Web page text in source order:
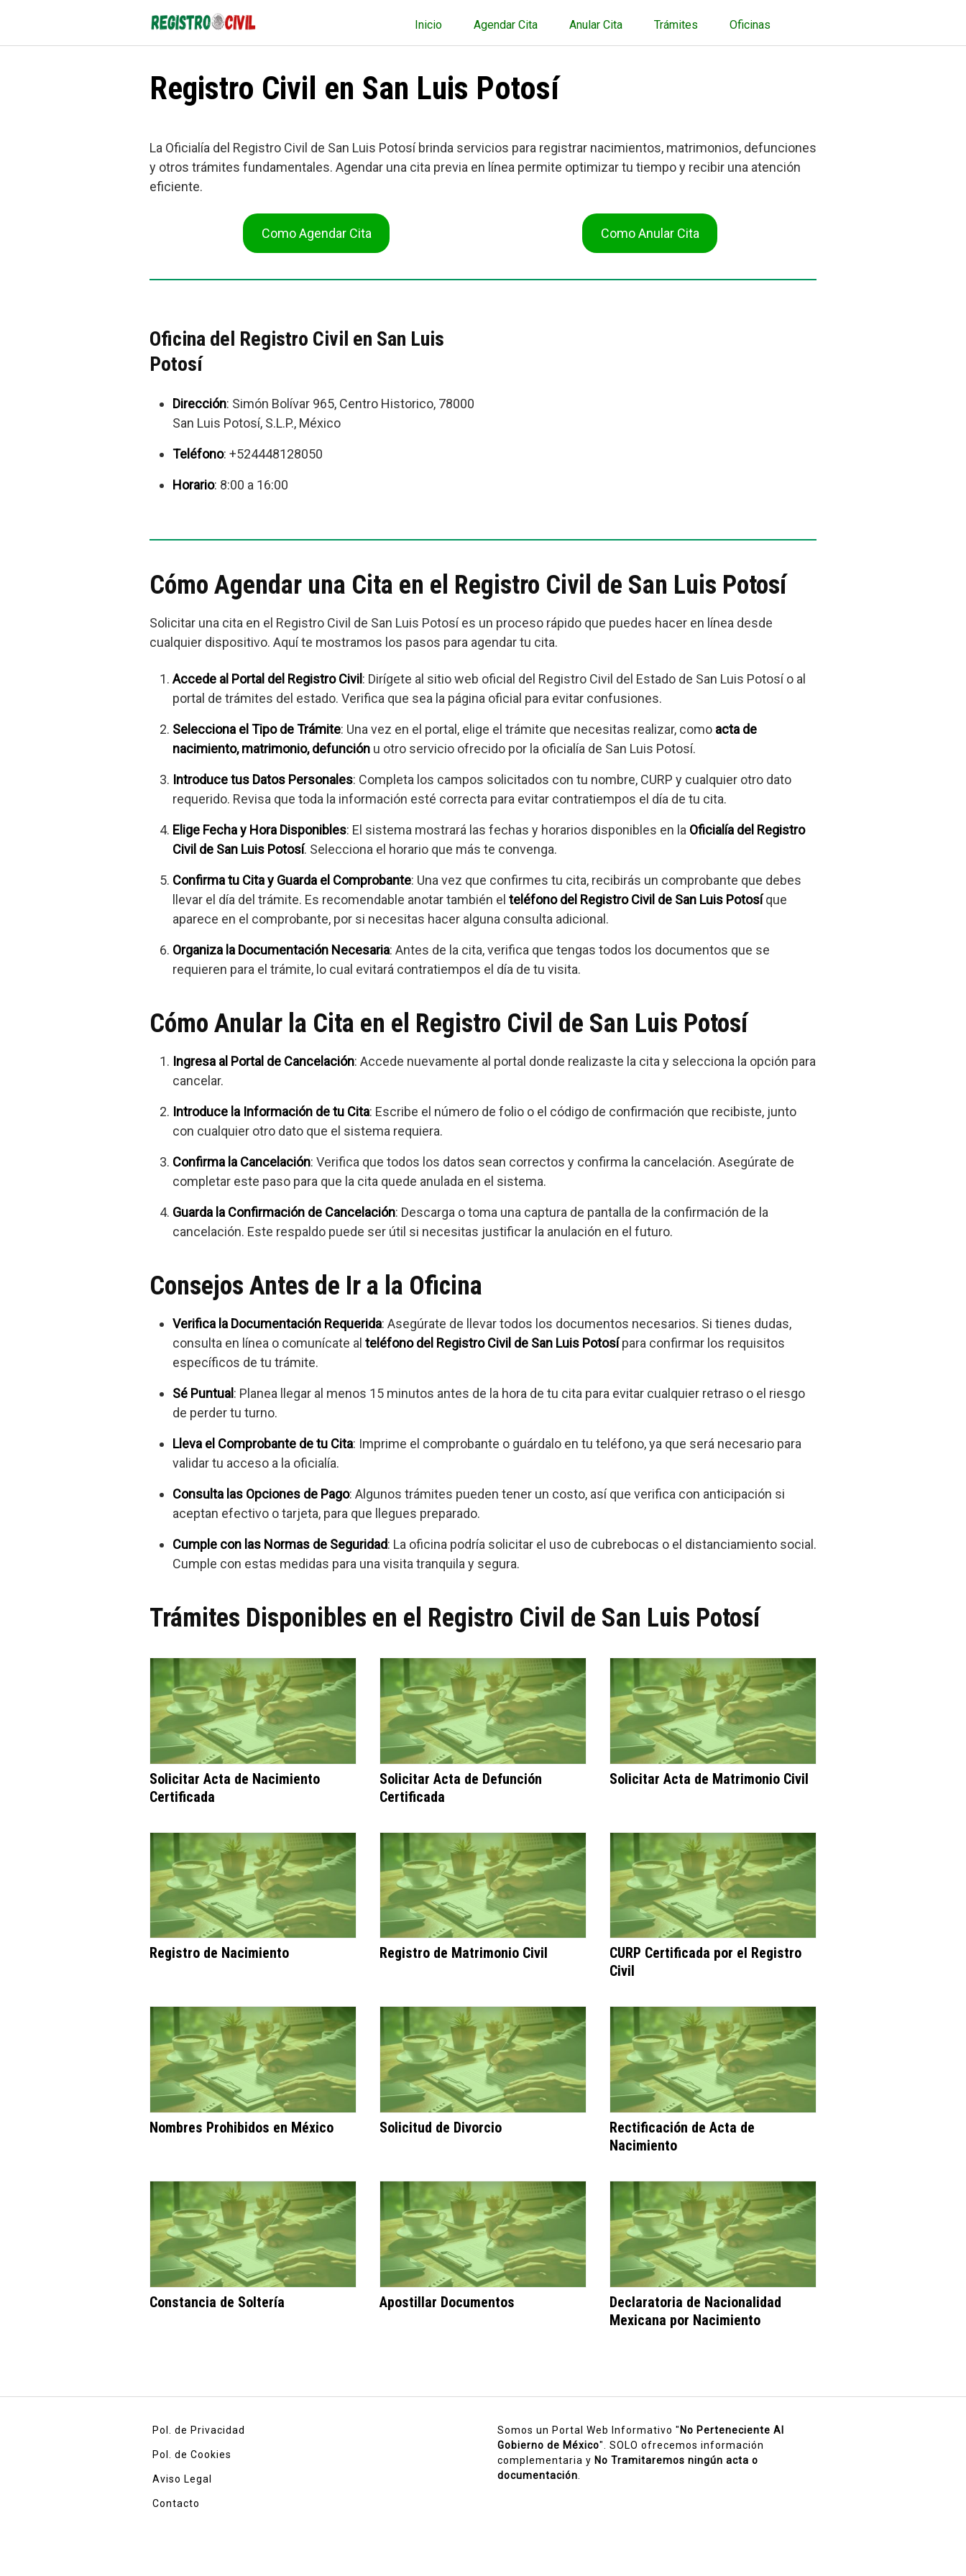
contenido
Inicio Agendar Cita Anular Cita Trámites Oficinas
Registro Civil en San Luis Potosí
La Oficialía del Registro Civil de San Luis Potosí brinda servicios para registrar nacimientos, matrimonios, defunciones
y otros trámites fundamentales. Agendar una cita previa en línea permite optimizar tu tiempo y recibir una atención
eficiente.
Como Agendar Cita Como Anular Cita
Oficina del Registro Civil en San Luis
Potosí
Dirección: Simón Bolívar 965, Centro Historico, 78000
San Luis Potosí, S.L.P., México
Teléfono: +524448128050
Horario: 8:00 a 16:00
Cómo Agendar una Cita en el Registro Civil de San Luis Potosí
Solicitar una cita en el Registro Civil de San Luis Potosí es un proceso rápido que puedes hacer en línea desde
cualquier dispositivo. Aquí te mostramos los pasos para agendar tu cita.
Accede al Portal del Registro Civil : Dirígete al sitio web oficial del Registro Civil del Estado de San Luis Potosí o al
portal de trámites del estado. Verifica que sea la página oficial para evitar confusiones.
Selecciona el Tipo de Trámite: Una vez en el portal, elige el trámite que necesitas realizar, como acta de
nacimiento, matrimonio, defunción u otro servicio ofrecido por la oficialía de San Luis Potosí.
Introduce tus Datos Personales: Completa los campos solicitados con tu nombre, CURP y cualquier otro dato
requerido. Revisa que toda la información esté correcta para evitar contratiempos el día de tu cita.
Elige Fecha y Hora Disponibles: El sistema mostrará las fechas y horarios disponibles en la Oficialía del Registro
Civil de San Luis Potosí. Selecciona el horario que más te convenga.
Confirma tu Cita y Guarda el Comprobante: Una vez que confirmes tu cita, recibirás un comprobante que debes
llevar el día del trámite. Es recomendable anotar también el teléfono del Registro Civil de San Luis Potosíque
aparece en el comprobante, por si necesitas hacer alguna consulta adicional.
Organiza la Documentación Necesaria: Antes de la cita, verifica que tengas todos los documentos que se
requieren para el trámite, lo cual evitará contratiempos el día de tu visita.
Cómo Anular la Cita en el Registro Civil de San Luis Potosí
Ingresa al Portal de Cancelación: Accede nuevamente al portal donde realizaste la cita y selecciona la opción para
cancelar.
Introduce la Información de tu Cita: Escribe el número de folio o el código de confirmación que recibiste, junto
con cualquier otro dato que el sistema requiera.
Confirma la Cancelación: Verifica que todos los datos sean correctos y confirma la cancelación. Asegúrate de
completar este paso para que la cita quede anulada en el sistema.
Guarda la Confirmación de Cancelación: Descarga o toma una captura de pantalla de la confirmación de la
cancelación. Este respaldo puede ser útil si necesitas justificar la anulación en el futuro.
Consejos Antes de Ir a la Oficina
Verifica la Documentación Requerida: Asegúrate de llevar todos los documentos necesarios. Si tienes dudas,
consulta en línea o comunícate al teléfono del Registro Civil de San Luis Potosípara confirmar los requisitos
específicos de tu trámite.
Sé Puntual : Planea llegar al menos 15 minutos antes de la hora de tu cita para evitar cualquier retraso o el riesgo
de perder tu turno.
Lleva el Comprobante de tu Cita: Imprime el comprobante o guárdalo en tu teléfono, ya que será necesario para
validar tu acceso a la oficialía.
Consulta las Opciones de Pago: Algunos trámites pueden tener un costo, así que verifica con anticipación si
aceptan efectivo o tarjeta, para que llegues preparado.
Cumple con las Normas de Seguridad: La oficina podría solicitar el uso de cubrebocas o el distanciamiento social.
Cumple con estas medidas para una visita tranquila y segura.
Trámites Disponibles en el Registro Civil de San Luis Potosí
Solicitar Acta de Nacimiento
Certificada
Solicitar Acta de Defunción
Certificada
Solicitar Acta de Matrimonio Civil
Registro de Nacimiento Registro de Matrimonio Civil
CURP Certificada por el Registro
Civil
Nombres Prohibidos en México Solicitud de Divorcio
Rectificación de Acta de
Nacimiento
Constancia de Soltería Apostillar Documentos
Declaratoria de Nacionalidad
Mexicana por Nacimiento
Pol. de Privacidad
Pol. de Cookies
Aviso Legal
Contacto
Somos un Portal Web Informativo " No Perteneciente Al
Gobierno de México". SOLO ofrecemos información
complementaria y No Tramitaremos ningún acta o
documentación